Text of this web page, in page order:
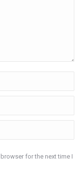
for the next time I